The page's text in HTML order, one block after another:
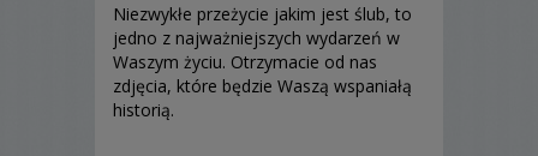
Niezwykłe przeżycie jakim jest ślub, to
jedno z najważniejszych wydarzeń w
Waszym życiu. Otrzymacie od nas
zdjęcia, które będzie Waszą wspaniałą
historią.